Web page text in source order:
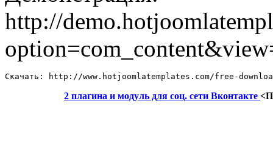
http://
Скачать: http://www.hotjoomlatemplates.com/free-
2 плагина и модуль для соц. сети Вконтакте